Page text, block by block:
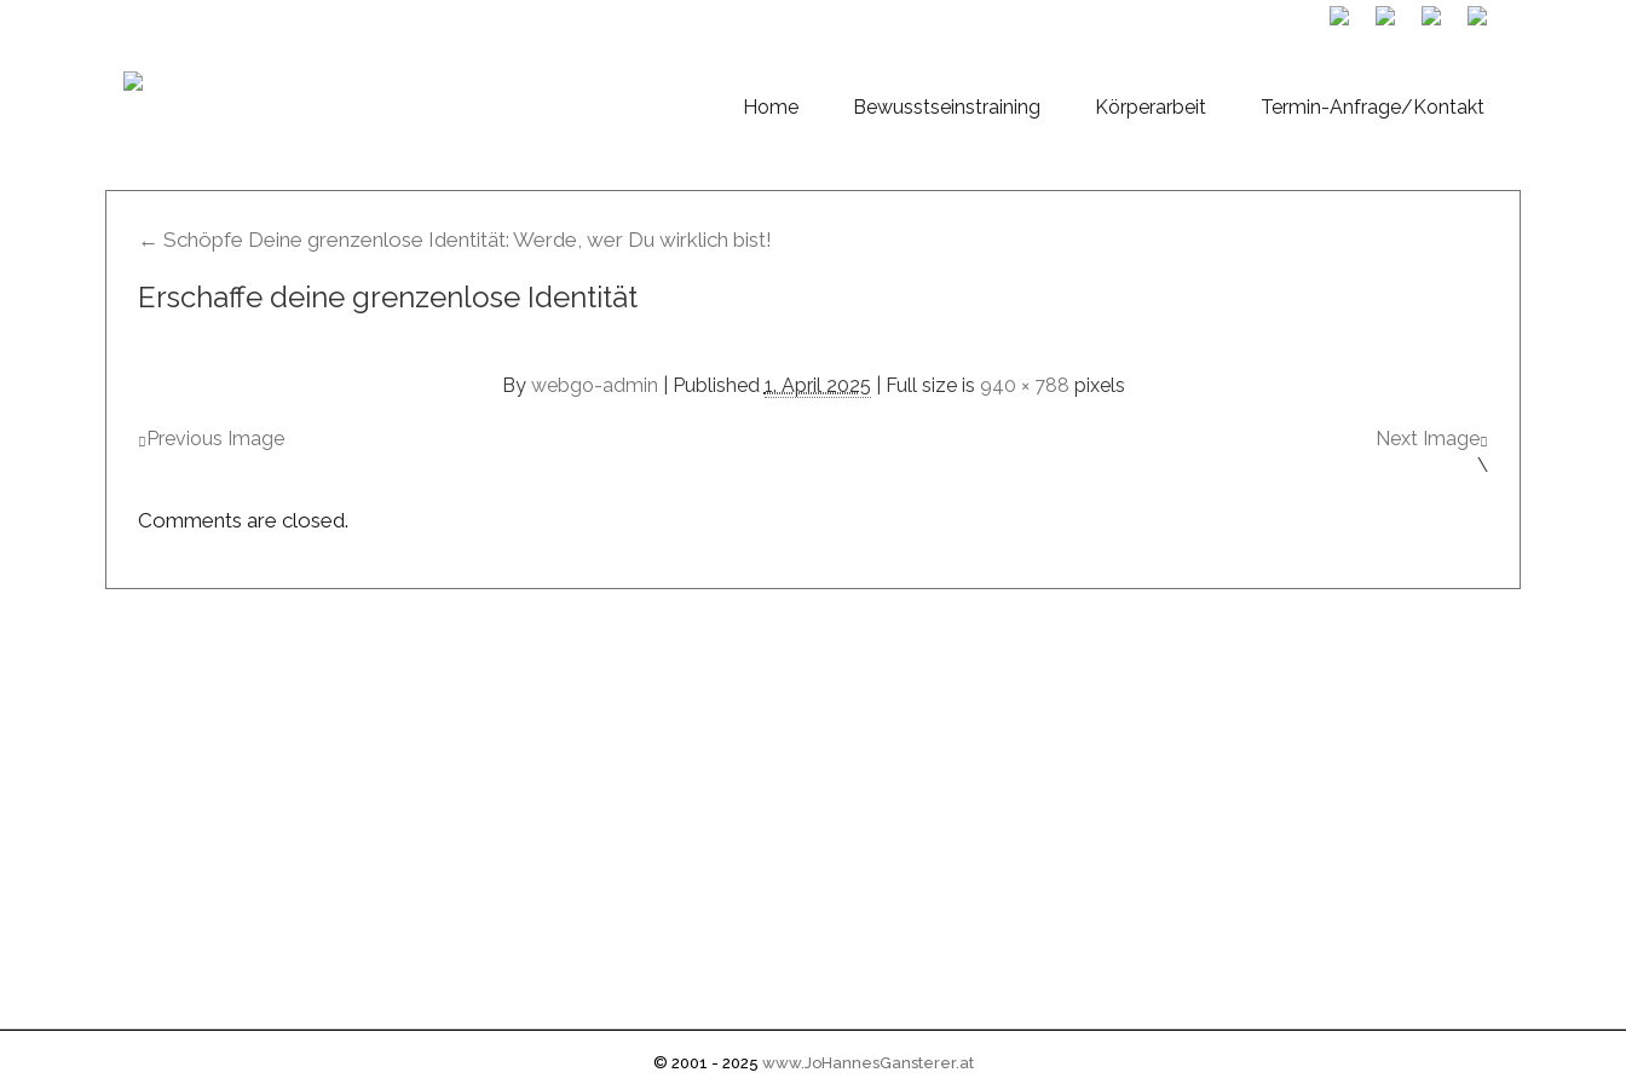
Home Bewusstseinstraining Körperarbeit Termin-Anfrage/Kontakt
← Schöpfe Deine grenzenlose Identität: Werde, wer Du wirklich bist!
Erschaffe deine grenzenlose Identität
By webgo-admin Published 1. April 2025 | Full size is 940 × 788 pixels
Previous Image
Next Image
\
Comments are closed.
© 2001 - 2025 www.JoHannesGansterer.at